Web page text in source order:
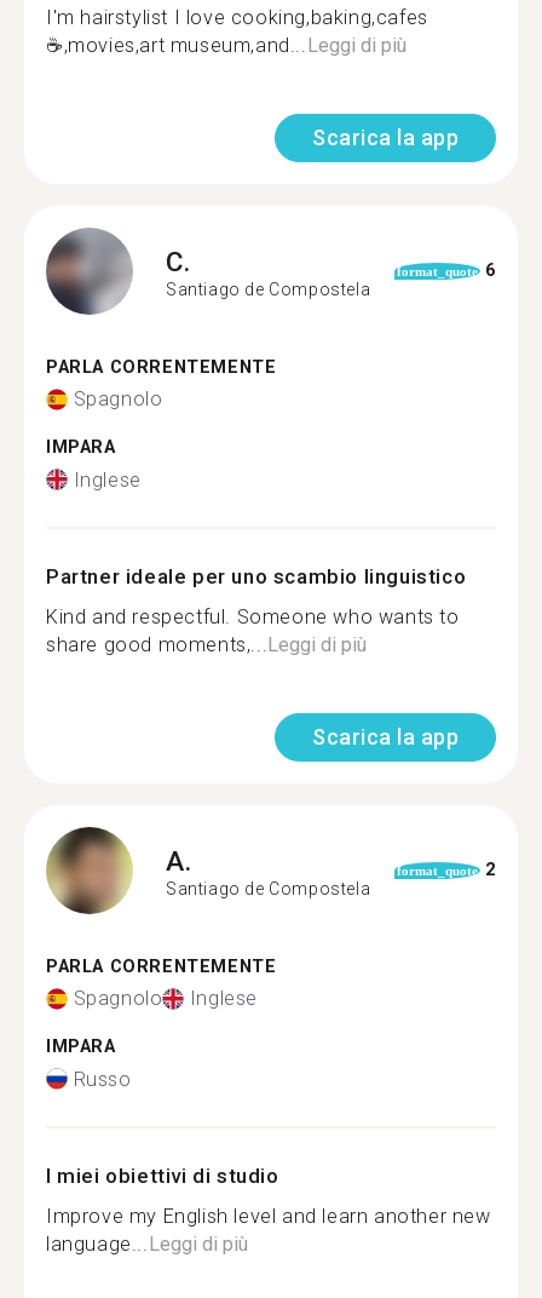
I'm hairstylist I love cooking,baking,cafes
☕️,movies,art museum,and... Leggi di più
Scarica la app
C.
Santiago de Compostela
format_quote 6
PARLA CORRENTEMENTE
Spagnolo
IMPARA
Inglese
Partner ideale per uno scambio linguistico
Kind and respectful. Someone who wants to
share good moments,... Leggi di più
Scarica la app
A.
Santiago de Compostela
format_quote 2
PARLA CORRENTEMENTE
Spagnolo Inglese
IMPARA
Russo
I miei obiettivi di studio
Improve my English level and learn another new
language... Leggi di più